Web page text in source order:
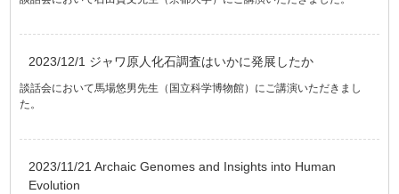
2023/12/1 ジャワ原人化石調査はいかに発展したか
談話会において馬場悠男先生（国立科学博物館）にご講演いただきまし
た。
2023/11/21 Archaic Genomes and Insights into Human
Evolution